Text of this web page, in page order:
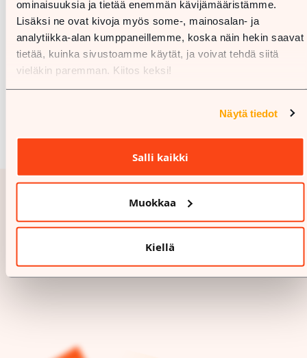
ominaisuuksia ja tietää enemmän kävijämääristämme.
Lisäksi ne ovat kivoja myös some-, mainosalan- ja
analytiikka-alan kumppaneillemme, koska näin hekin saavat
tietää, kuinka sivustoamme käytät, ja voivat tehdä siitä
vieläkin paremman. Kiitos keksi!
Näytä tiedot
Salli kaikki
Muokkaa
Kiellä